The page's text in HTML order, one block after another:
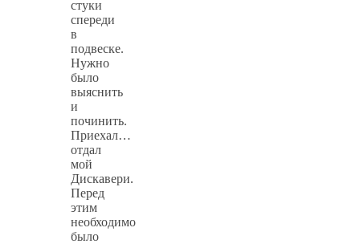
стуки
спереди
в
подвеске.
Нужно
было
выяснить
и
починить.
Приехал…
отдал
мой
Дискавери.
Перед
этим
необходимо
было